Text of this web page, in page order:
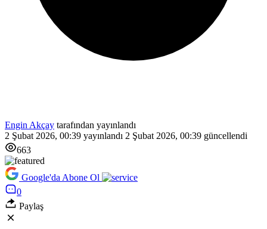
Engin Akçay tarafından yayınlandı
2 Şubat 2026, 00:39 yayınlandı 2 Şubat 2026, 00:39 güncellendi
663
Google'da Abone Ol
0
Paylaş